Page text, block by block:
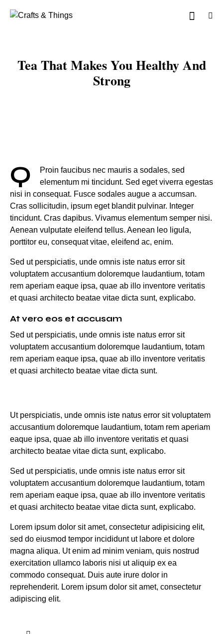
Tea That Makes You Healthy And
Strong
Q
Proin faucibus nec mauris a sodales, sed
elementum mi tincidunt. Sed eget viverra egestas
nisi in consequat. Fusce sodales augue a accumsan.
Cras sollicitudin, ipsum eget blandit pulvinar. Integer
tincidunt. Cras dapibus. Vivamus elementum semper nisi.
Aenean vulputate eleifend tellus. Aenean leo ligula,
porttitor eu, consequat vitae, eleifend ac, enim.
Sed ut perspiciatis, unde omnis iste natus error sit
voluptatem accusantium doloremque laudantium, totam
rem aperiam eaque ipsa, quae ab illo inventore veritatis
et quasi architecto beatae vitae dicta sunt, explicabo.
At vero eos et accusam
Sed ut perspiciatis, unde omnis iste natus error sit
voluptatem accusantium doloremque laudantium, totam
rem aperiam eaque ipsa, quae ab illo inventore veritatis
et quasi architecto beatae vitae dicta sunt.
Ut perspiciatis, unde omnis iste natus error sit voluptatem
accusantium doloremque laudantium, totam rem aperiam
eaque ipsa, quae ab illo inventore veritatis et quasi
architecto beatae vitae dicta sunt, explicabo.
Sed ut perspiciatis, unde omnis iste natus error sit
voluptatem accusantium doloremque laudantium, totam
rem aperiam eaque ipsa, quae ab illo inventore veritatis
et quasi architecto beatae vitae dicta sunt, explicabo.
Lorem ipsum dolor sit amet, consectetur adipisicing elit,
sed do eiusmod tempor incididunt ut labore et dolore
magna aliqua. Ut enim ad minim veniam, quis nostrud
exercitation ullamco laboris nisi ut aliquip ex ea
commodo consequat. Duis aute irure dolor in
reprehenderit. Lorem ipsum dolor sit amet, consectetur
adipiscing elit.